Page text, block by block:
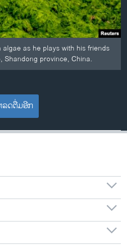
as he plays with his friends
Shandong province, China.
ລດຕື່ມອີກ